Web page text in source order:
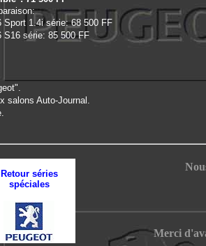
Sport 1.4i série: 68 500 FF
S16 série: 85 500 FF
salons Auto-Journal.
Retour séries
spéciales
Merci